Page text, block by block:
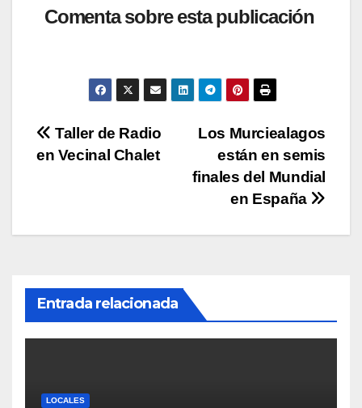
at
p
c
b
o
o
k
tt
p
Li
n
m
ar
tir
Comenta sobre esta publicación
Navegación
Los Murciealagos
están en semis
finales del Mundial
en España
Taller de Radio
en Vecinal Chalet
Entrada relacionada
LOCALES